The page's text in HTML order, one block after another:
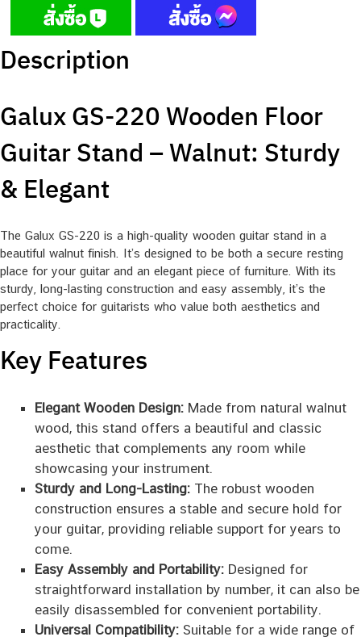
Description
Galux GS-220 Wooden Floor
Guitar Stand – Walnut: Sturdy
& Elegant
The Galux GS-220 is a high-quality wooden guitar stand in a
beautiful walnut finish. It’s designed to be both a secure resting
place for your guitar and an elegant piece of furniture. With its
sturdy, long-lasting construction and easy assembly, it’s the
perfect choice for guitarists who value both aesthetics and
practicality.
Key Features
Elegant Wooden Design:Made from natural walnut
wood, this stand offers a beautiful and classic
aesthetic that complements any room while
showcasing your instrument.
Sturdy and Long-Lasting:The robust wooden
construction ensures a stable and secure hold for
your guitar, providing reliable support for years to
come.
Easy Assembly and Portability:Designed for
straightforward installation by number, it can also be
easily disassembled for convenient portability.
Universal Compatibility:Suitable for a wide range of